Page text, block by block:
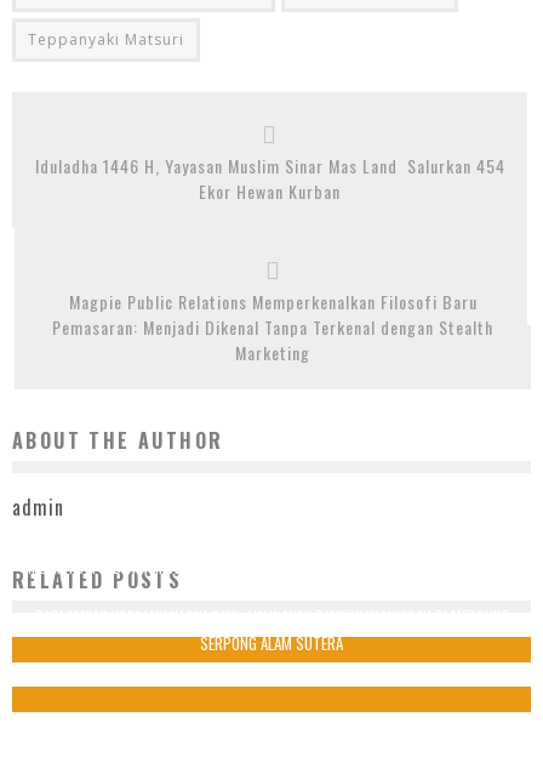
Teppanyaki Matsuri
Iduladha 1446 H, Yayasan Muslim Sinar Mas Land Salurkan 454
Ekor Hewan Kurban
Magpie Public Relations Memperkenalkan Filosofi Baru
Pemasaran: Menjadi Dikenal Tanpa Terkenal dengan Stealth
Marketing
ABOUT THE AUTHOR
admin
RELATED POSTS
MERIAHKAN KEBERSAMAAN DALAM MERAYAKAN BULAN SUCI RAMADAN DI MERCURE
SERPONG ALAM SUTERA